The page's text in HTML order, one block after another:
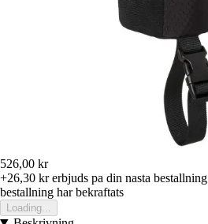
526,00 kr
+26,30 krerbjuds pa din nasta bestallning
bestallning har bekraftats
Loading...